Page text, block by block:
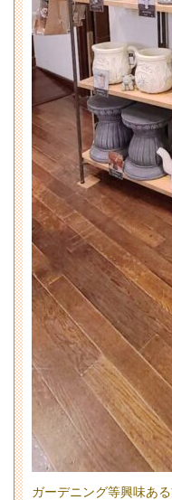
ガーデニング等興味あ